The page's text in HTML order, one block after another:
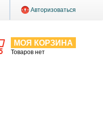
Авторизоваться
МОЯ КОРЗИНА
Товаров нет